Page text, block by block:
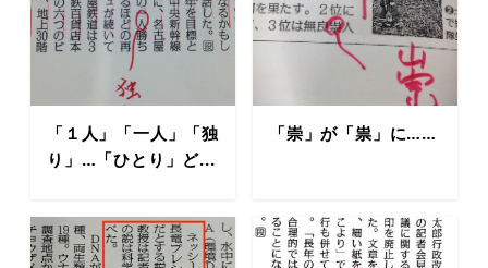
「１人」「一人」「独
り」…「ひとり」ど...
「崇」が「祟」に……